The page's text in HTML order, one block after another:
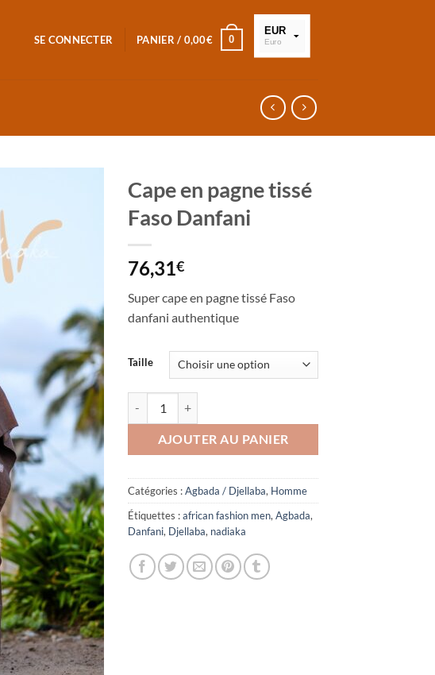
SE CONNECTER PANIER / 0,00€ 0
EUR
Euro
Cape en pagne tissé
Faso Danfani
76,31€
Super cape en pagne tissé Faso
danfani authentique
Taille
AJOUTER AU PANIER
Catégories :Agbada / Djellaba, Homme
Étiquettes :african fashion men, Agbada,
Danfani, Djellaba, nadiaka